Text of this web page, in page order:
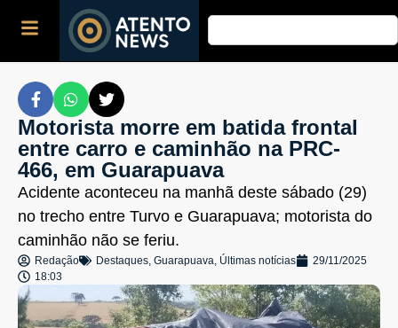
Motorista morre em batida frontal
entre carro e caminhão na PRC-
466, em Guarapuava
Acidente aconteceu na manhã deste sábado (29)
no trecho entre Turvo e Guarapuava; motorista do
caminhão não se feriu.
Redação Destaques, Guarapuava, Últimas notícias
29/11/2025
18:03